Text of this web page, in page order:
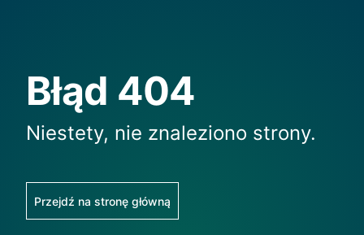
Błąd 404
Niestety, nie znaleziono strony.
Przejdź na stronę główną